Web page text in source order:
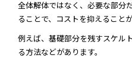
全体解体ではなく、必要な部分
ることで、コストを抑えることが
例えば、基礎部分を残すスケル
る方法などがあります。